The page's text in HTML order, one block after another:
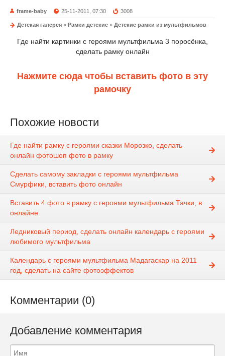
frame-baby 25-11-2011, 07:30 3008
Детская галерея » Рамки детские » Детские рамки из мультфильмов
Где найти картинки с героями мультфильма 3 поросёнка,
сделать рамку онлайн
Нажмите сюда чтобы вставить фото в эту
рамочку
Похожие новости
Где найти рамку с героями сказки Морозко, сделать
онлайн фотошоп фото в рамку
Сделать самому закладки с героями мультфильма
Смурфики, вставить фото онлайн
Вставить 4 фото в рамку с героями мультфильма Тачки, в
онлайне
Ледниковый период, сделать онлайн календарь с героями
любимого мультфильма
Календарь с героями мультфильма Мадагаскар на 2011
год, сделать на сайте фотоэффектов
Комментарии (0)
Добавление комментария